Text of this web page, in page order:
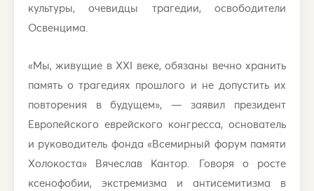
культуры, очевидцы трагедии, освободители
Освенцима.
«Мы, живущие в ХХI веке, обязаны вечно хранить
память о трагедиях прошлого и не допустить их
повторения в будущем», — заявил президент
Европейского еврейского конгресса, основатель
и руководитель фонда «Всемирный форум памяти
Холокоста» Вячеслав Кантор. Говоря о росте
ксенофобии, экстремизма и антисемитизма в